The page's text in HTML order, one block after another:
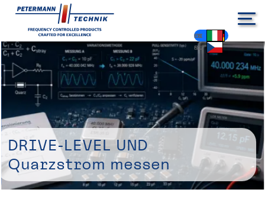
DE
EN
FR
ES
PL
IT
NL
HU
CS
Drive-Level und
Quarzstrom messen